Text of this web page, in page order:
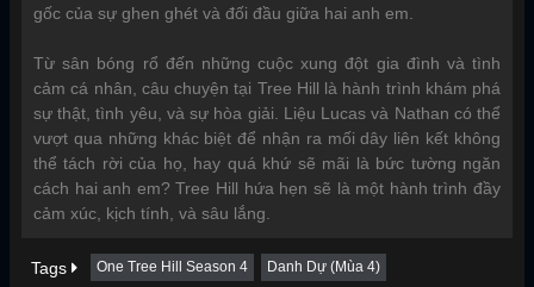
gốc của sự ghen ghét và đối đầu giữa hai anh em.
Từ sân bóng rổ đến những cuộc xung đột gia đình và tình
cảm cá nhân, câu chuyện tại Tree Hill là hành trình khám phá
sự thật, tình yêu, và sự hòa giải. Liệu Lucas và Nathan có thể
vượt qua những khác biệt để nhận ra mối dây liên kết không
thể tách rời của họ, hay quá khứ sẽ mãi là bức tường ngăn
cách hai anh em? Tree Hill hứa hẹn sẽ là một hành trình đầy
cảm xúc, kịch tính, và sâu lắng.
Tags One Tree Hill Season 4 Danh Dự (Mùa 4)